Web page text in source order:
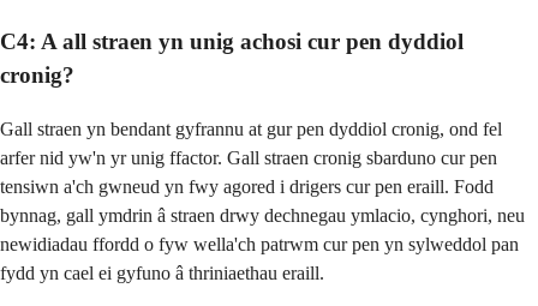
C4: A all straen yn unig achosi cur pen dyddiol
cronig?
Gall straen yn bendant gyfrannu at gur pen dyddiol cronig, ond fel
arfer nid yw'n yr unig ffactor. Gall straen cronig sbarduno cur pen
tensiwn a'ch gwneud yn fwy agored i drigers cur pen eraill. Fodd
bynnag, gall ymdrin â straen drwy dechnegau ymlacio, cynghori, neu
newidiadau ffordd o fyw wella'ch patrwm cur pen yn sylweddol pan
fydd yn cael ei gyfuno â thriniaethau eraill.